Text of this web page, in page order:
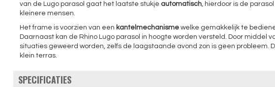
van de Lugo parasol gaat het laatste stukje automatisch, hierdoor is de
kleinere mensen.
Het frame is voorzien van een kantelmechanismewelke gemakkelijk te
Daarnaast kan de Rhino Lugo parasol in hoogte worden versteld. Door middel
situaties geweerd worden, zelfs de laagstaande avond zon is geen probleem.
klein terras.
SPECIFICATIES